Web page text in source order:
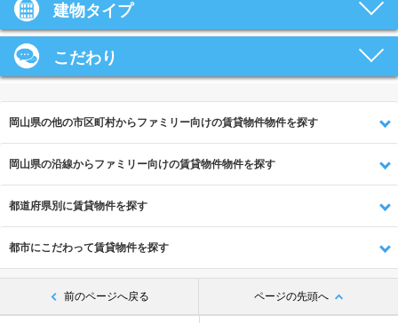
建物タイプ
こだわり
岡山県の他の市区町村からファミリー向けの賃貸物件物件を探す
岡山県の沿線からファミリー向けの賃貸物件物件を探す
都道府県別に賃貸物件を探す
都市にこだわって賃貸物件を探す
前のページへ戻る ページの先頭へ